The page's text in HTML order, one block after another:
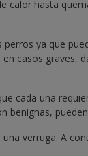
hasta
ya que
casos graves,
cada una
benignas,
verruga. A